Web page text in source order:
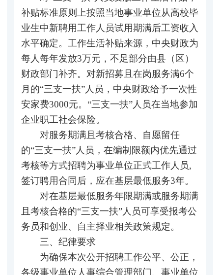
补贴标准原则上按照当地事业单位从高校毕
业生中新聘用工作人员试用期满后工资收入
水平确定。工作生活补贴来源，中央财政为
每人每年发放3万元，不足部分由县（区）
财政部门补齐。对新招募且在岗服务满6个
月的“三支一扶”人员，中央财政给予一次性
安家费3000元。“三支一扶”人员在当地参加
企业职工社会保险。
对服务期满且考核合格、自愿留任
的“三支一扶”人员，在编制限额内优先通过
考核等方式招聘为事业单位正式工作人员,
签订聘用合同后，应在基层最低服务3年。
对在基层最低服务年限期满或服务期满
且考核合格的“三支一扶”人员可享受报考公
务员和创业、自主择业相关政策规定。
三、纪律要求
为确保本次公开招聘工作公平、公正，
各级事业单位人事综合管理部门、事业单位